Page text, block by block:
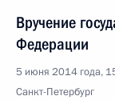
Вручение
Федерации
5 июня 2014 года,
Санкт-Петербург